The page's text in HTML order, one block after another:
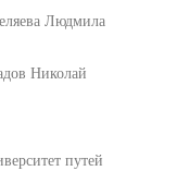
Людмила
Николай
путей